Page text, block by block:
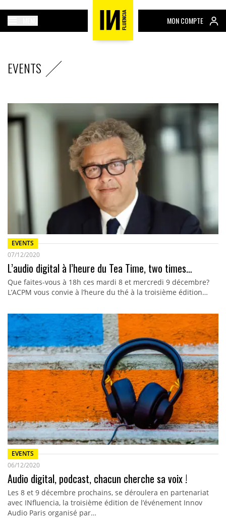
MON COMPTE
EVENTS
EVENTS
07/12/2020
L’audio digital à l’heure du Tea Time, two times…
Que faites-vous à 18h ces mardi 8 et mercredi 9 décembre?
L’ACPM vous convie à l’heure du thé à la troisième édition…
EVENTS
06/12/2020
Audio digital, podcast, chacun cherche sa voix !
Les 8 et 9 décembre prochains, se déroulera en partenariat
avec INfluencia, la troisième édition de l’événement Innov
Audio Paris organisé par…